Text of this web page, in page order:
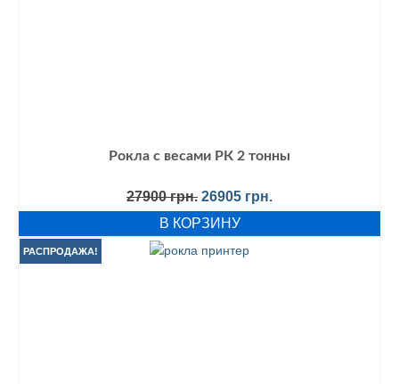
Рокла с весами РК 2 тонны
27900грн. Первоначальная
цена
составляла
27900 грн..
26905 грн.Текущая
цена:
В КОРЗИНУ
РАСПРОДАЖА!